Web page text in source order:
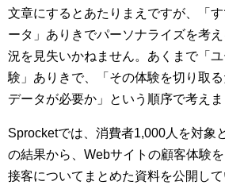
文章にするとあたりまえですが、「
ータ」ありきでパーソナライズを考
況を見失いかねません。あくまで「
験」ありきで、「その体験を切り取
データが必要か」という順序で考えま
Sprocketでは、消費者1,000人を対象
の結果から、Webサイトの顧客体験
接客についてまとめた資料を公開し